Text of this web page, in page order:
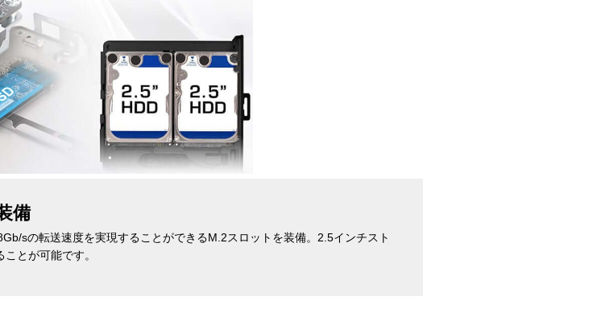
備
sの転送速度を実現することができるM.2スロットを装備。2.5インチスト
とが可能です。